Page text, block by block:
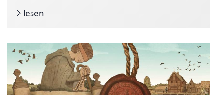
lesen